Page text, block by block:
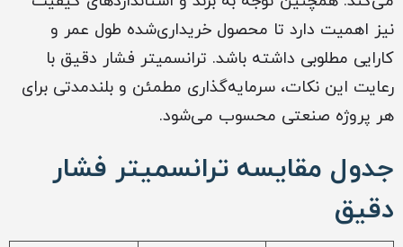
نیز اهمیت دارد تا محصول خریداری‌شده طول عمر و
کارایی مطلوبی داشته باشد. ترانسمیتر فشار دقیق با
رعایت این نکات، سرمایه‌گذاری مطمئن و بلندمدتی برای
هر پروژه صنعتی محسوب می‌شود.
جدول مقایسه ترانسمیتر فشار
دقیق